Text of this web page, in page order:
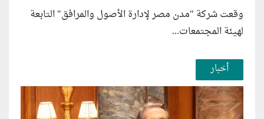
وقعت شركة "مدن مصر لإدارة الأصول والمرافق" التابعة
لهيئة المجتمعات...
أخبار